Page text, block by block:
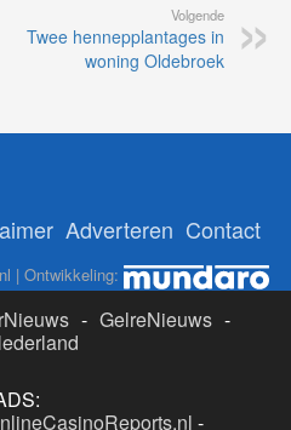
Volgende
Twee hennepplantages in
woning Oldebroek
Adverteren Contact
| Ontwikkeling:
- GelreNieuws -
-